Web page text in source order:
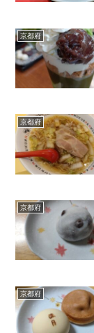
京都府
京都府
京都府
京都府